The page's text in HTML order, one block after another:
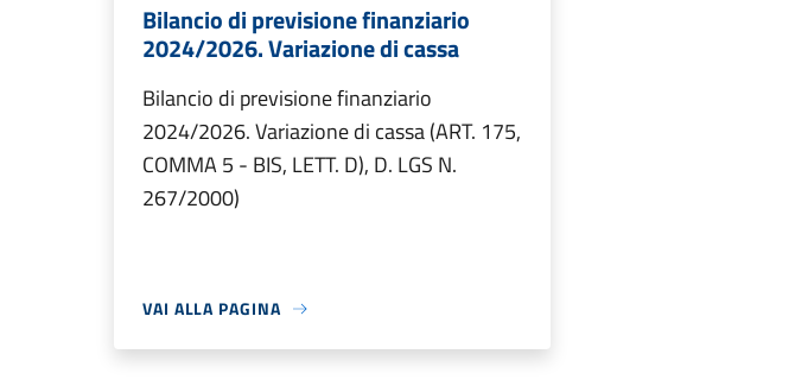
Bilancio di previsione finanziario
2024/2026. Variazione di cassa
Bilancio di previsione finanziario
2024/2026. Variazione di cassa (ART. 175,
COMMA 5 - BIS, LETT. D), D. LGS N.
267/2000)
VAI ALLA PAGINA